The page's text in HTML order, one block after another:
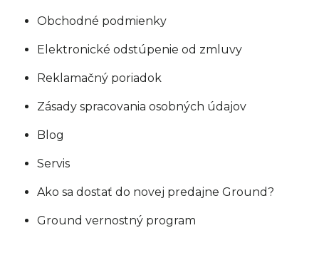
Obchodné podmienky
Elektronické odstúpenie od zmluvy
Reklamačný poriadok
Zásady spracovania osobných údajov
Blog
Servis
Ako sa dostať do novej predajne Ground?
Ground vernostný program